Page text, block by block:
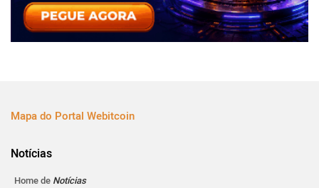
Mapa do Portal Webitcoin
Notícias
Home de Notícias